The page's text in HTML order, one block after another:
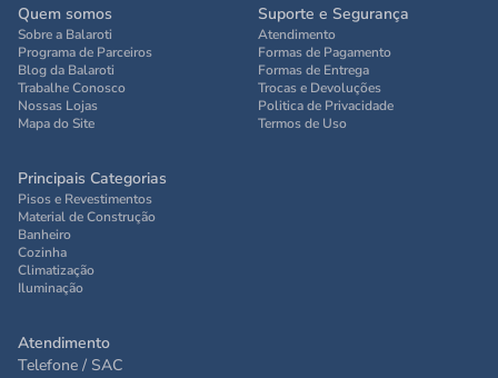
Quem somos
Sobre a Balaroti
Programa de Parceiros
Blog da Balaroti
Trabalhe Conosco
Nossas Lojas
Mapa do Site
Suporte e Segurança
Atendimento
Formas de Pagamento
Formas de Entrega
Trocas e Devoluções
Politica de Privacidade
Termos de Uso
Principais Categorias
Pisos e Revestimentos
Material de Construção
Banheiro
Cozinha
Climatização
Iluminação
Atendimento
Telefone / SAC